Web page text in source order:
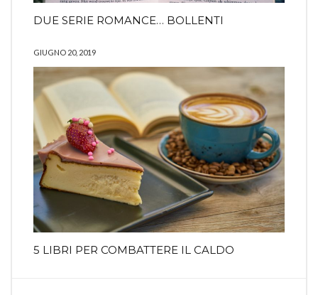
DUE SERIE ROMANCE… BOLLENTI
GIUGNO 20, 2019
5 LIBRI PER COMBATTERE IL CALDO